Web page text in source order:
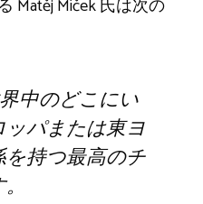
Matěj Míček 氏は次の
中のどこにい
パまたは東ヨ
持つ最高のチ